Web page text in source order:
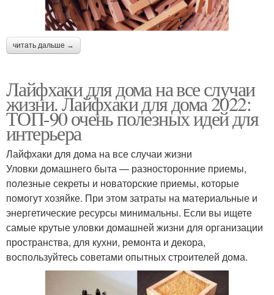
читать дальше →
Лайфхаки для дома на все случаи
жизни. Лайфхаки для дома 2022:
ТОП-90 очень полезных идей для
интерьера
Лайфхаки для дома на все случаи жизни
Уловки домашнего быта — разносторонние приемы,
полезные секреты и новаторские приемы, которые
помогут хозяйке. При этом затраты на материальные и
энергетические ресурсы минимальны. Если вы ищете
самые крутые уловки домашней жизни для организации
пространства, для кухни, ремонта и декора,
воспользуйтесь советами опытных строителей дома.